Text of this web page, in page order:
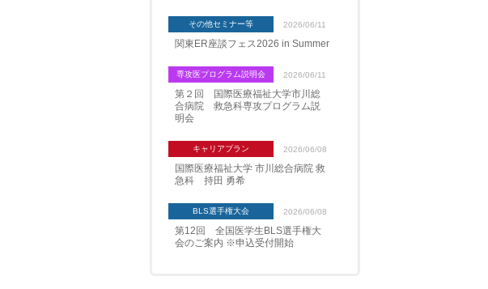
その他セミナー等 2026/06/11
関東ER座談フェス2026 in Summer
専攻医プログラム説明会 2026/06/11
第２回 国際医療福祉大学市川総
合病院 救急科専攻プログラム説
明会
キャリアプラン 2026/06/08
国際医療福祉大学 市川総合病院 救
急科 持田 勇希
BLS選手権大会 2026/06/08
第12回 全国医学生BLS選手権大
会のご案内 ※申込受付開始